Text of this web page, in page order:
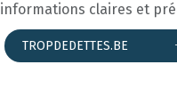
informations claires et
TROPDEDETTES.BE